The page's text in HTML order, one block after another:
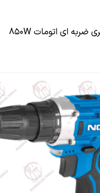
دریل ۱۳ میلیمتری ضربه ای اتومات ۸۵۰W